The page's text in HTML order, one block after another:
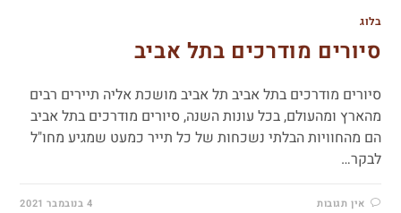
בלוג
סיורים מודרכים בתל אביב
סיורים מודרכים בתל אביב תל אביב מושכת אליה תיירים רבים
מהארץ ומהעולם, בכל עונות השנה, סיורים מודרכים בתל אביב
הם מהחוויות הבלתי נשכחות של כל תייר כמעט שמגיע מחו"ל
לבקר…
אין תגובות 4 בנובמבר 2021